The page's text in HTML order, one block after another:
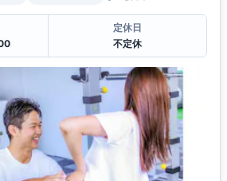
定休日
不定休